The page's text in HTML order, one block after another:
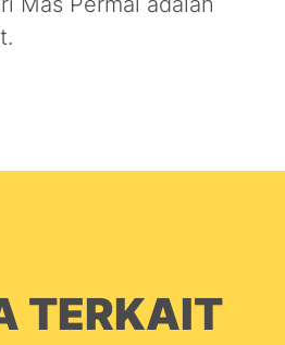
TERKAIT